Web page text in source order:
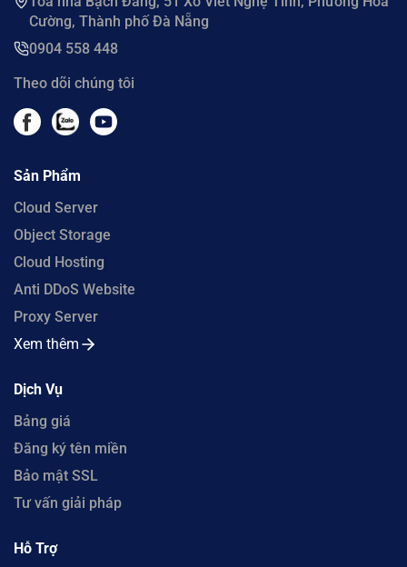
Cường, Thành phố Đà Nẵng
0904 558 448
Theo dõi chúng tôi
Sản Phẩm
Cloud Server
Object Storage
Cloud Hosting
Anti DDoS Website
Proxy Server
Xem thêm
Dịch Vụ
Bảng giá
Đăng ký tên miền
Bảo mật SSL
Tư vấn giải pháp
Hỗ Trợ